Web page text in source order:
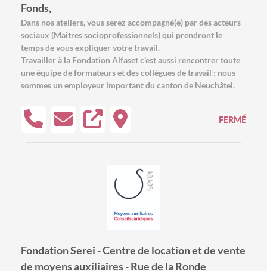
Fonds,
Dans nos ateliers, vous serez accompagné(e) par des acteurs
sociaux (Maîtres socioprofessionnels) qui prendront le
temps de vous expliquer votre travail.
Travailler à la Fondation Alfaset c’est aussi rencontrer toute
une équipe de formateurs et des collègues de travail : nous
sommes un employeur important du canton de Neuchâtel.
FERMÉ
Fondation Serei - Centre de location et de vente
de moyens auxiliaires - Rue de la Ronde